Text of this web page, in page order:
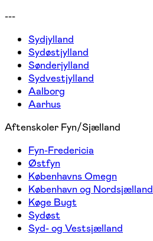
---
Sydjylland
Sydøstjylland
Sønderjylland
Sydvestjylland
Aalborg
Aarhus
Aftenskoler Fyn/Sjælland
Fyn-Fredericia
Østfyn
Københavns Omegn
København og Nordsjælland
Køge Bugt
Sydøst
Syd- og Vestsjælland